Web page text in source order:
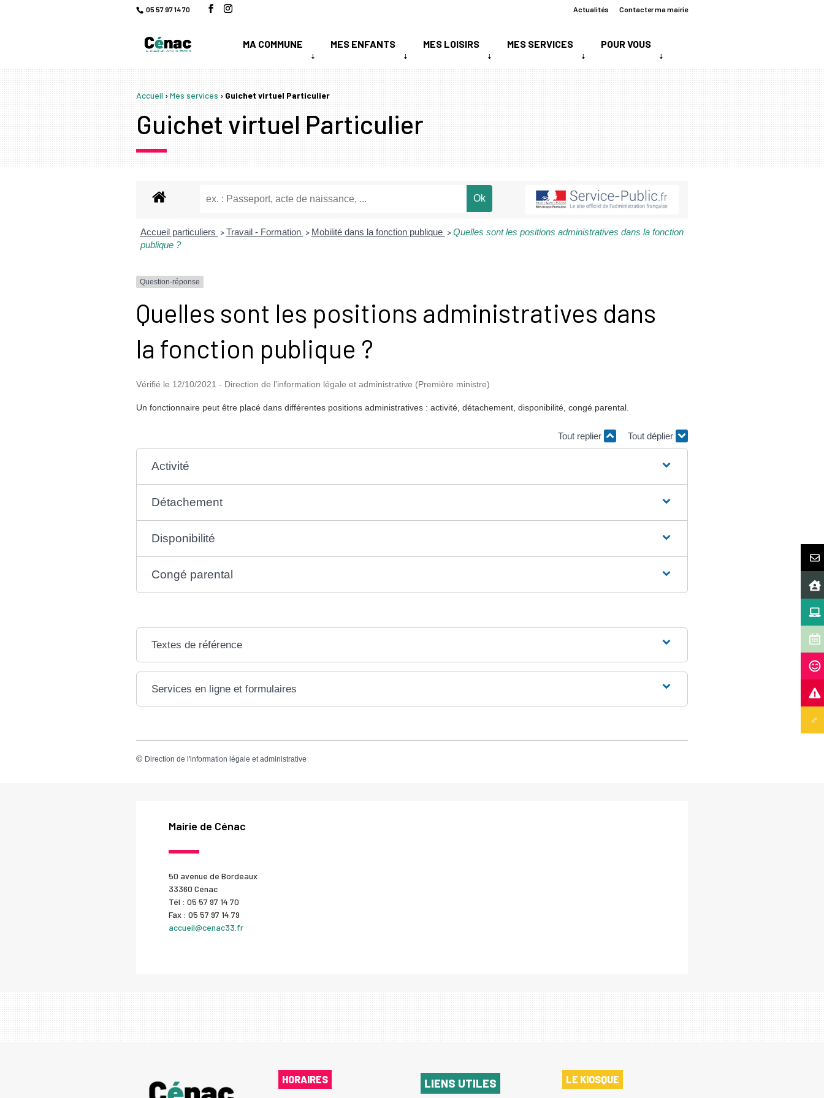
05 57 97 14 70 Actualités Contacter ma mairie
MA COMMUNE MES ENFANTS MES LOISIRS MES SERVICES POUR VOUS
Accueil›Mes services›Guichet virtuel Particulier
Guichet virtuel Particulier
Accueil particuliers > Travail - Formation > Mobilité dans la fonction publique > Quelles sont les positions administratives dans la fonction
publique ?
Question-réponse
Quelles sont les positions administratives dans
la fonction publique ?
Vérifié le 12/10/2021 - Direction de l'information légale et administrative (Première ministre)
Un fonctionnaire peut être placé dans différentes positions administratives : activité, détachement, disponibilité, congé parental.
Tout replier Tout déplier
Activité
Détachement
Disponibilité
Congé parental
Textes de référence
Services en ligne et formulaires
© Direction de l'information légale et administrative
Mairie de Cénac
50 avenue de Bordeaux
33360 Cénac
Tél : 05 57 97 14 70
Fax : 05 57 97 14 79
accueil@cenac33.fr
HORAIRES LIENS UTILES LE KIOSQUE